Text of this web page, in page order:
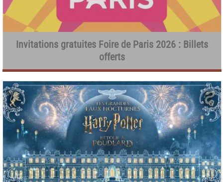
Invitations gratuites Foire de Paris 2026 : Billets
offerts